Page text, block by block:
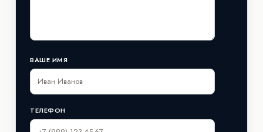
ВАШЕ ИМЯ
ТЕЛЕФОН